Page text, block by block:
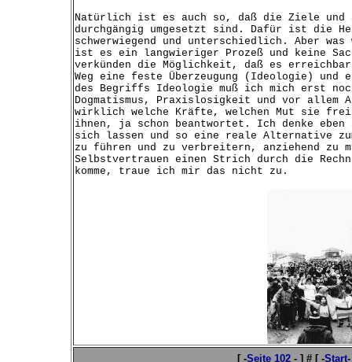
Natürlich ist es auch so, daß die Ziele und
durchgängig umgesetzt sind. Dafür ist die
schwerwiegend und unterschiedlich. Aber
ist es ein langwieriger Prozeß und keine
verkünden die Möglichkeit, daß es
Weg eine feste Überzeugung (Ideologie)
des Begriffs Ideologie muß ich mich erst
Dogmatismus, Praxislosigkeit und vor allem
wirklich welche Kräfte, welchen Mut sie
ihnen, ja schon beantwortet. Ich denke
sich lassen und so eine reale Alternative
zu führen und zu verbreitern, anziehend zu
Selbstvertrauen einen Strich durch die
komme, traue ich mir das nicht zu.
[ -Seite 102 - ] # [ -Start